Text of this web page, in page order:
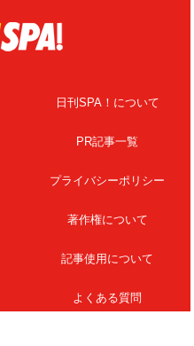
日刊SPA！について
PR記事一覧
プライバシーポリシー
著作権について
記事使用について
よくある質問